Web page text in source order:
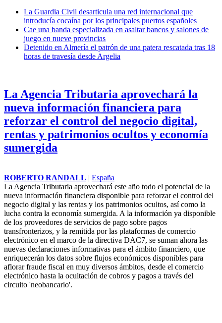
La Guardia Civil desarticula una red internacional que
introducía cocaína por los principales puertos españoles
Cae una banda especializada en asaltar bancos y salones de
juego en nueve provincias
Detenido en Almería el patrón de una patera rescatada tras 18
horas de travesía desde Argelia
La Agencia Tributaria aprovechará la
nueva información financiera para
reforzar el control del negocio digital,
rentas y patrimonios ocultos y economía
sumergida
ROBERTO RANDALL | España
La Agencia Tributaria aprovechará este año todo el potencial de la
nueva información financiera disponible para reforzar el control del
negocio digital y las rentas y los patrimonios ocultos, así como la
lucha contra la economía sumergida. A la información ya disponible
de los proveedores de servicios de pago sobre pagos
transfronterizos, y la remitida por las plataformas de comercio
electrónico en el marco de la directiva DAC7, se suman ahora las
nuevas declaraciones informativas para el ámbito financiero, que
enriquecerán los datos sobre flujos económicos disponibles para
aflorarfraude fiscal en muy diversos ámbitos, desde el comercio
electrónico hasta la ocultación de cobros y pagos a través del
circuito 'neobancario'.